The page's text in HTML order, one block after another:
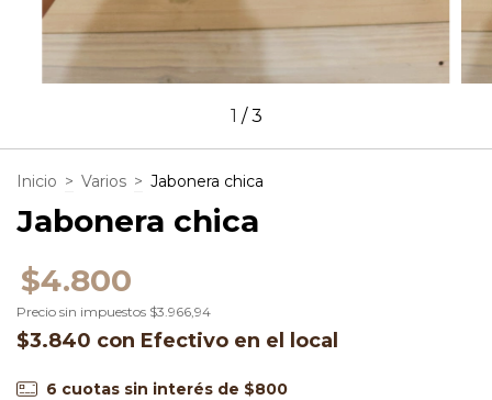
1 /3
Inicio > Varios > Jabonera chica
Jabonera chica
$4.800
Precio sin impuestos $3.966,94
$3.840 con Efectivo en el local
6 cuotas sin interés de $800